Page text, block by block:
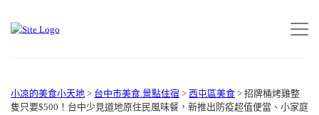
小凉的美食小天地 > 台中市美食.景點住宿 > 西屯區美食 > 招牌桶烤雞整
隻只要$500！台中少見道地原住民風味餐，新推出防疫超值便當、小家庭